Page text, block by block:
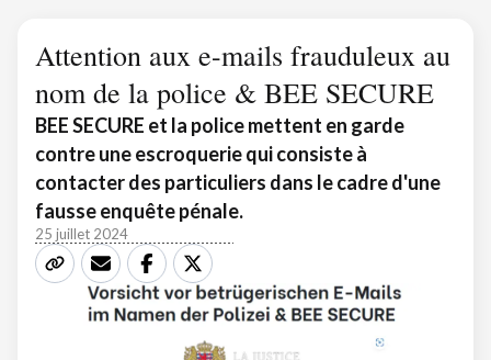
Attention aux e-mails frauduleux au
nom de la police & BEE SECURE
BEE SECURE et la police mettent en garde
contre une escroquerie qui consiste à
contacter des particuliers dans le cadre d'une
fausse enquête pénale.
25 juillet 2024